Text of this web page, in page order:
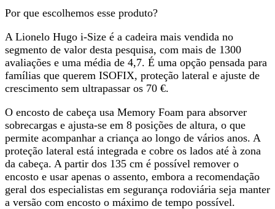
Por que escolhemos esse produto?
A Lionelo Hugo i-Size é a cadeira mais vendida no
segmento de valor desta pesquisa, com mais de 1300
avaliações e uma média de 4,7. É uma opção pensada para
famílias que querem ISOFIX, proteção lateral e ajuste de
crescimento sem ultrapassar os 70 €.
O encosto de cabeça usa Memory Foam para absorver
sobrecargas e ajusta-se em 8 posições de altura, o que
permite acompanhar a criança ao longo de vários anos. A
proteção lateral está integrada e cobre os lados até à zona
da cabeça. A partir dos 135 cm é possível remover o
encosto e usar apenas o assento, embora a recomendação
geral dos especialistas em segurança rodoviária seja manter
a versão com encosto o máximo de tempo possível.